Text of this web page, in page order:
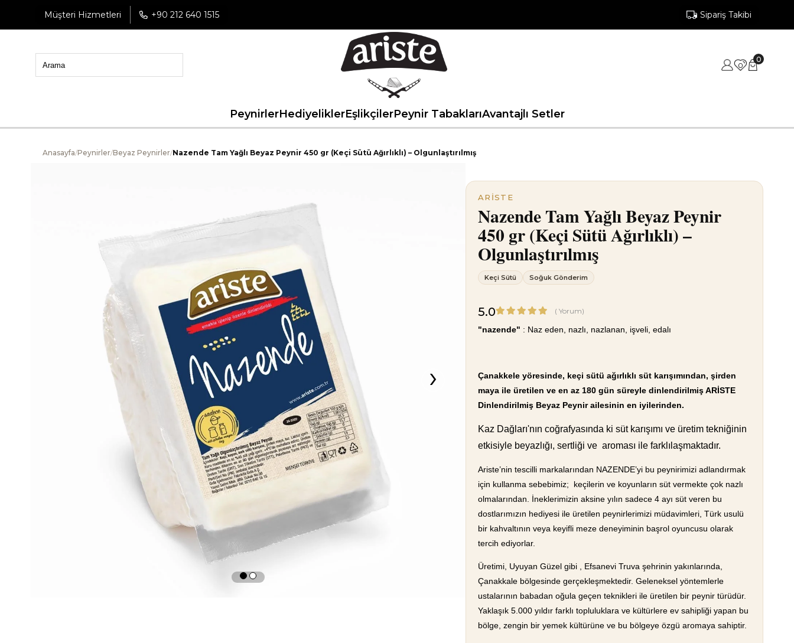
Müşteri Hizmetleri +90 212 640 1515 Sipariş Takibi
0
0
PeynirlerHediyeliklerEşlikçilerPeynir TabaklarıAvantajlı Setler
Anasayfa/Peynirler/Beyaz Peynirler/Nazende Tam Yağlı Beyaz Peynir 450 gr (Keçi Sütü Ağırlıklı) – Olgunlaştırılmış
›
ARISTE
Nazende Tam Yağlı Beyaz Peynir
450 gr (Keçi Sütü Ağırlıklı) –
Olgunlaştırılmış
Keçi Sütü Soğuk Gönderim
5.0 ( Yorum)
"nazende" : Naz eden, nazlı, nazlanan, işveli, edalı
Çanakkele yöresinde, keçi sütü ağırlıklı süt karışımından, şirden
maya ile üretilen ve en az 180 gün süreyle dinlendirilmiş ARİSTE
Dinlendirilmiş Beyaz Peynir ailesinin en iyilerinden.
Kaz Dağları'nın coğrafyasında ki süt karışımı ve üretim tekniğinin
etkisiyle beyazlığı, sertliği ve aroması ile farklılaşmaktadır.
Ariste’nin tescilli markalarından NAZENDE’yi bu peynirimizi adlandırmak
için kullanma sebebimiz; keçilerin ve koyunların süt vermekte çok nazlı
olmalarından. İneklerimizin aksine yılın sadece 4 ayı süt veren bu
dostlarımızın hediyesi ile üretilen peynirlerimizi müdavimleri, Türk usulü
bir kahvaltının veya keyifli meze deneyiminin başrol oyuncusu olarak
tercih ediyorlar.
Üretimi, Uyuyan Güzel gibi , Efsanevi Truva şehrinin yakınlarında,
Çanakkale bölgesinde gerçekleşmektedir. Geleneksel yöntemlerle
ustalarının babadan oğula geçen teknikleri ile üretilen bir peynir türüdür.
Yaklaşık 5.000 yıldır farklı topluluklara ve kültürlere ev sahipliği yapan bu
bölge, zengin bir yemek kültürüne ve bu bölgeye özgü aromaya sahiptir.